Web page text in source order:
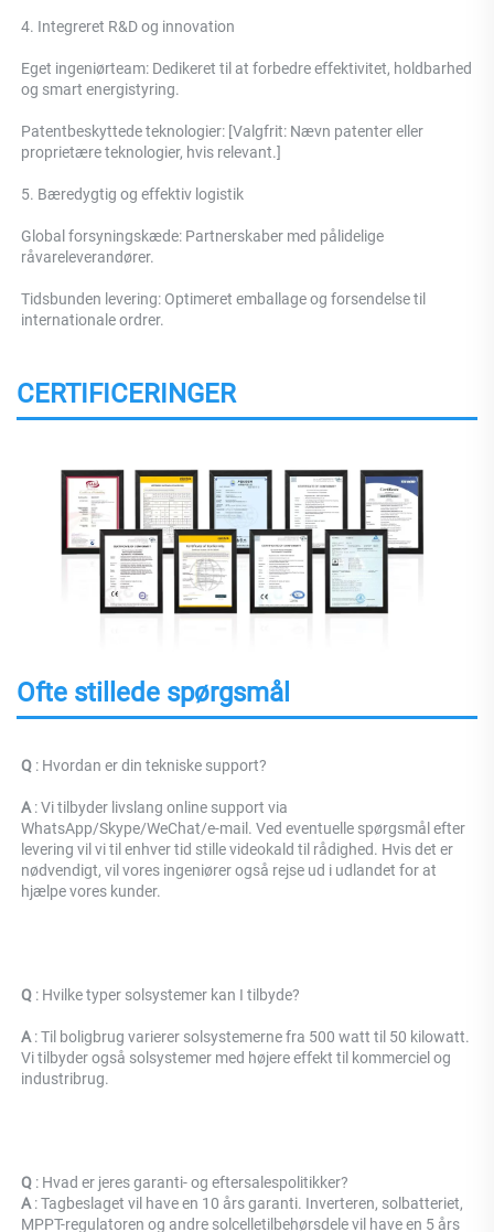
4. Integreret R&D og innovation
Eget ingeniørteam: Dedikeret til at forbedre effektivitet, holdbarhed
og smart energistyring.
Patentbeskyttede teknologier: [Valgfrit: Nævn patenter eller
proprietære teknologier, hvis relevant.]
5. Bæredygtig og effektiv logistik
Global forsyningskæde: Partnerskaber med pålidelige
råvareleverandører.
Tidsbunden levering: Optimeret emballage og forsendelse til
internationale ordrer.
CERTIFICERINGER
Ofte stillede spørgsmål
Q : Hvordan er din tekniske support?
A : Vi tilbyder livslang online support via
WhatsApp/Skype/WeChat/e-mail. Ved eventuelle spørgsmål efter
levering vil vi til enhver tid stille videokald til rådighed. Hvis det er
nødvendigt, vil vores ingeniører også rejse ud i udlandet for at
hjælpe vores kunder.
Q : Hvilke typer solsystemer kan I tilbyde?
A : Til boligbrug varierer solsystemerne fra 500 watt til 50 kilowatt.
Vi tilbyder også solsystemer med højere effekt til kommerciel og
industribrug.
Q : Hvad er jeres garanti- og eftersalespolitikker?
A : Tagbeslaget vil have en 10 års garanti. Inverteren, solbatteriet,
MPPT-regulatoren og andre solcelletilbehørsdele vil have en 5 års